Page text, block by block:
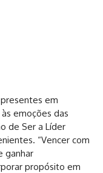
em
emoções das
de Ser a Líder
“Vencer com
ganhar
propósito em